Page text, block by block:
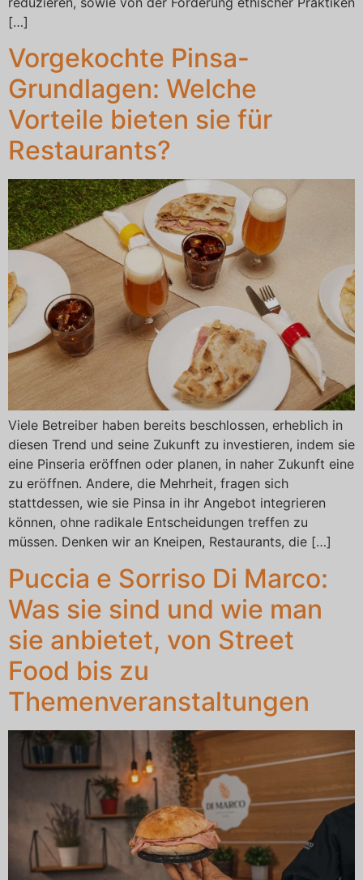
[…]
Vorgekochte Pinsa-
Grundlagen: Welche
Vorteile bieten sie für
Restaurants?
Viele Betreiber haben bereits beschlossen, erheblich in
diesen Trend und seine Zukunft zu investieren, indem sie
eine Pinseria eröffnen oder planen, in naher Zukunft eine
zu eröffnen. Andere, die Mehrheit, fragen sich
stattdessen, wie sie Pinsa in ihr Angebot integrieren
können, ohne radikale Entscheidungen treffen zu
müssen. Denken wir an Kneipen, Restaurants, die […]
Puccia e Sorriso Di Marco:
Was sie sind und wie man
sie anbietet, von Street
Food bis zu
Themenveranstaltungen